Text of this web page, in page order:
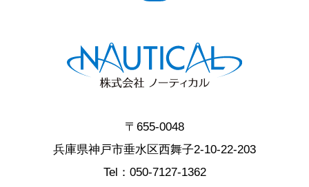
〒655-0048
兵庫県神戸市垂水区西舞子2-10-22-203
Tel： 050-7127-1362